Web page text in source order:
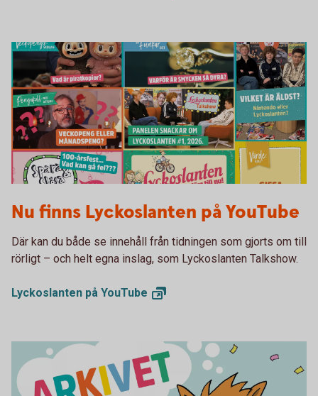
Nu finns Lyckoslanten på YouTube
Där kan du både se innehåll från tidningen som gjorts om till
rörligt – och helt egna inslag, som Lyckoslanten Talkshow.
Lyckoslanten på YouTube